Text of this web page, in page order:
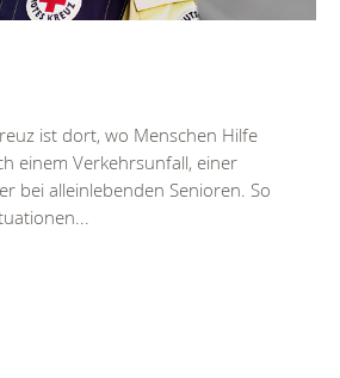
ist dort, wo Menschen Hilfe
einem Verkehrsunfall, einer
bei alleinlebenden Senioren. So